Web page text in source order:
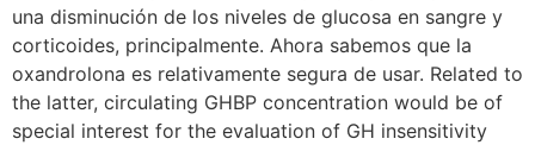
una disminución de los niveles de glucosa en sangre y
corticoides, principalmente. Ahora sabemos que la
oxandrolona es relativamente segura de usar. Related to
the latter, circulating GHBP concentration would be of
special interest for the evaluation of GH insensitivity